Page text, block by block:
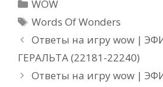
WOW
Метки
Words Of Wonders
Ответы на игру wow |
ГЕРАЛЬТА (22181-22240)
Ответы на игру wow |